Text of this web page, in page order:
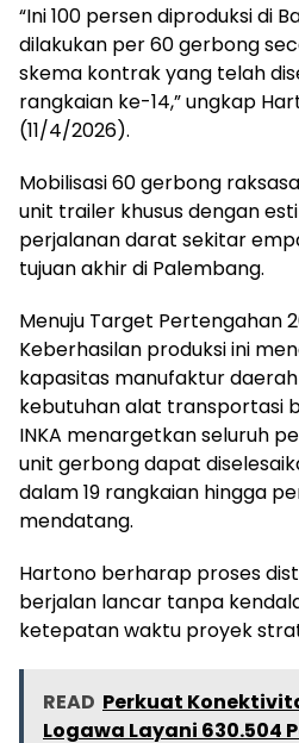
“Ini 100 persen diproduksi di
dilakukan per 60 gerbong
skema kontrak yang telah
rangkaian ke-14,” ungkap
(11/4/2026).
Mobilisasi 60 gerbong
unit trailer khusus dengan
perjalanan darat sekitar
tujuan akhir di Palembang.
Menuju Target Pertengahan
Keberhasilan produksi ini
kapasitas manufaktur
kebutuhan alat transportasi
INKA menargetkan seluruh
unit gerbong dapat
dalam 19 rangkaian hingga
mendatang.
Hartono berharap proses
berjalan lancar tanpa
ketepatan waktu proyek
READ Perkuat
Logawa Layani 630.504